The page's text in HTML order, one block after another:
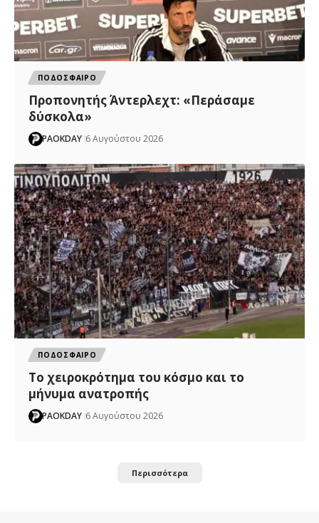
ΠΟΔΟΣΦΑΙΡΟ
Προπονητής Άντερλεχτ: «Περάσαμε
δύσκολα»
PAOKDAY 6 Αυγούστου 2026
ΠΟΔΟΣΦΑΙΡΟ
Το χειροκρότημα του κόσμο και το
μήνυμα ανατροπής
PAOKDAY 6 Αυγούστου 2026
Περισσότερα